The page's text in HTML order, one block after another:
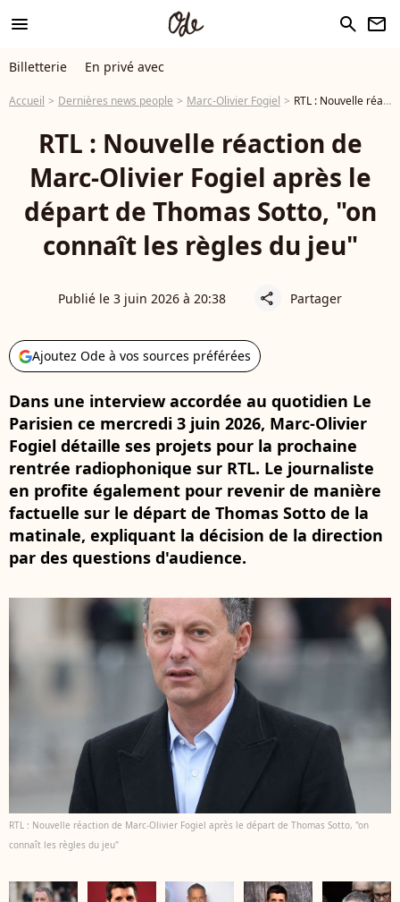
menu search newsletter
Billetterie En privé avec
Accueil Dernières news people Marc-Olivier Fogiel RTL : Nouvelle réaction de Marc-Olivier Fogiel après le départ de Thomas Sotto, "on connaît les règles du jeu"
RTL : Nouvelle réaction de
Marc-Olivier Fogiel après le
départ de Thomas Sotto, "on
connaît les règles du jeu"
Publié le 3 juin 2026 à 20:38 share Partager
Ajoutez Ode à vos sources préférées
Dans une interview accordée au quotidien Le
Parisien ce mercredi 3 juin 2026, Marc-Olivier
Fogiel détaille ses projets pour la prochaine
rentrée radiophonique sur RTL. Le journaliste
en profite également pour revenir de manière
factuelle sur le départ de Thomas Sotto de la
matinale, expliquant la décision de la direction
par des questions d'audience.
RTL : Nouvelle réaction de Marc-Olivier Fogiel après le départ de Thomas Sotto, "on
connaît les règles du jeu"